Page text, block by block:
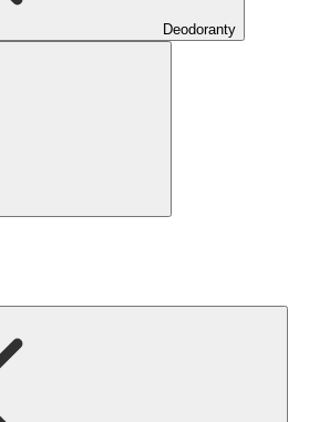
Deodoranty